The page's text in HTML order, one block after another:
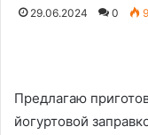
29.06.2024 0
Предлагаю
йогуртовой